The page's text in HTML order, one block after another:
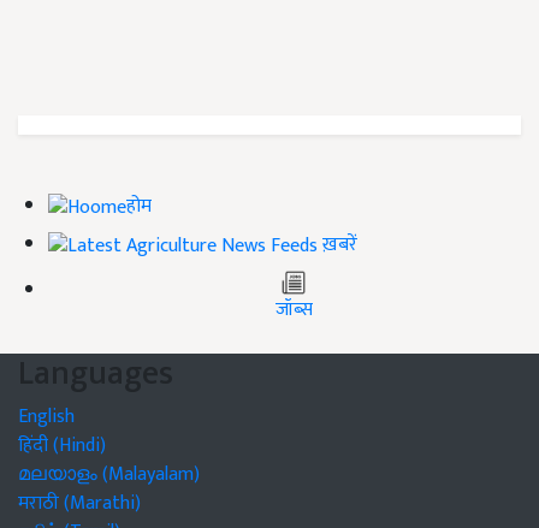
होम
ख़बरें
जॉब्स
Languages
English
हिंदी (Hindi)
മലയാളം (Malayalam)
मराठी (Marathi)